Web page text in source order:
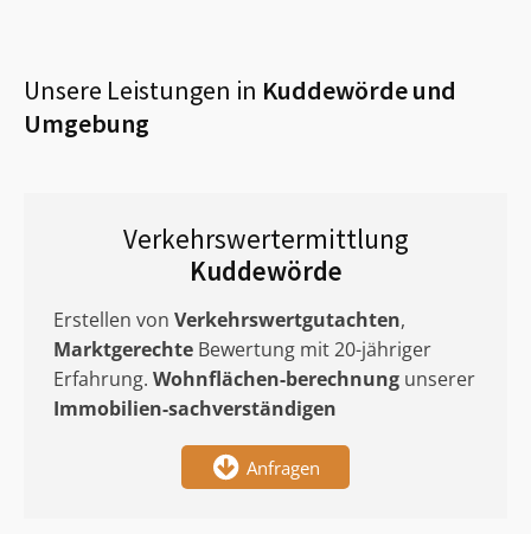
Unsere Leistungen in Kuddewördeund
Umgebung
Verkehrswertermittlung
Kuddewörde
Erstellen von Verkehrswertgutachten,
Marktgerechte Bewertung mit 20-jähriger
Erfahrung. Wohnflächen-berechnung unserer
Immobilien-sachverständigen
Anfragen